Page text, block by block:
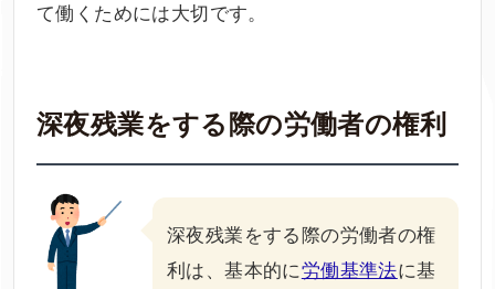
て働くためには大切です。
深夜残業をする際の労働者の権利
深夜残業をする際の労働者の権
利は、基本的に労働基準法に基